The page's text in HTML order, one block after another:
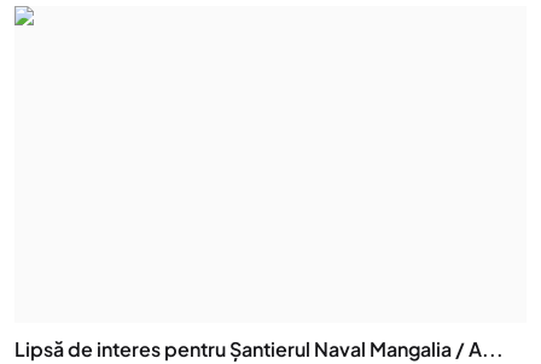
Lipsă de interes pentru Șantierul Naval Mangalia / A...